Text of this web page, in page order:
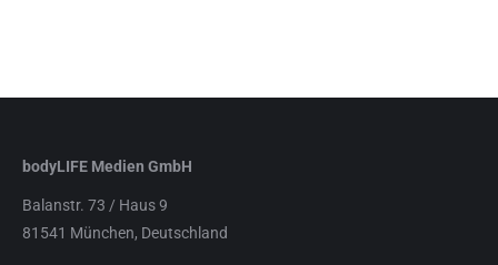
bodyLIFE Medien GmbH
Balanstr. 73 / Haus 9
81541 München, Deutschland